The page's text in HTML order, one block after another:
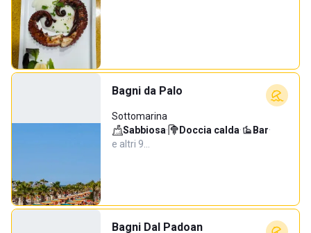
Bagni da Palo
Sottomarina
Sabbiosa· Doccia calda· Bar·
e altri 9…
Bagni Dal Padoan